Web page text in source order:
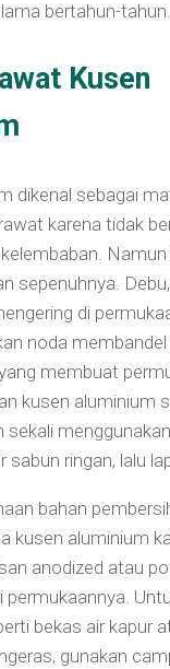
bertahun-tahun.
Kusen
dikenal sebagai
karena tidak
sepenuhnya.
di
noda
membuat
kusen aluminium
sekali
sabun ringan, lalu
bahan
kusen aluminium
anodized atau
permukaannya.
bekas air kapur
gunakan